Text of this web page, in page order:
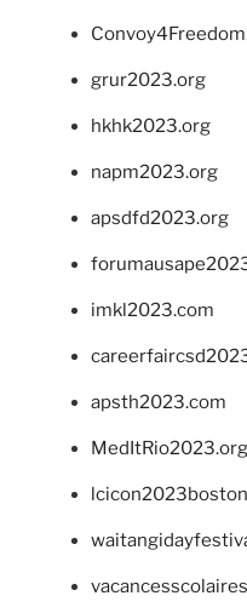
grur2023.org
hkhk2023.org
napm2023.org
apsdfd2023.org
imkl2023.com
apsth2023.com
MedItRio2023.org